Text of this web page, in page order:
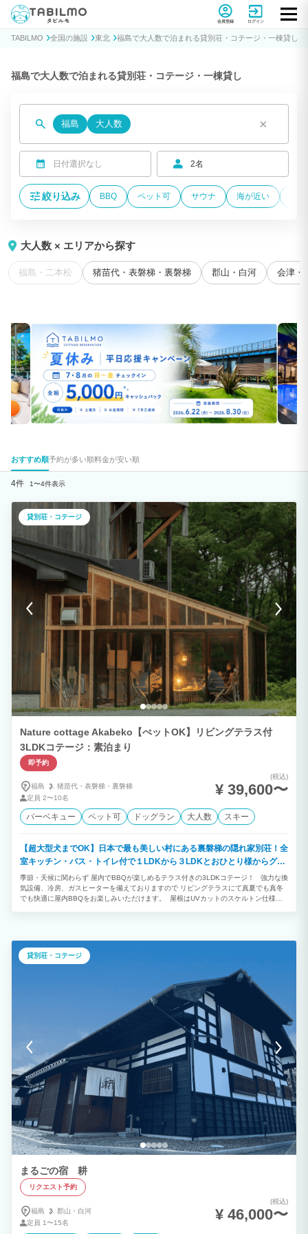
貸別荘コテージ・一棟貸し宿泊予約サイトTABILMO(タビルモ)
会員登録 ログイン
TABILMO 全国の施設 東北 福島で大人数で泊まれる貸別荘・コテージ・一棟貸し
福島で大人数で泊まれる貸別荘・コテージ・一棟貸し
福島 大人数 ×
日付選択なし 2名
絞り込み BBQ ペット可 サウナ 海が近い
大人数 × エリアから探す
福島・二本松 猪苗代・表磐梯・裏磐梯 郡山・白河 会津・
おすすめ順予約が多い順料金が安い順
4件 1〜4件表示
貸別荘・コテージ
Nature cottage Akabeko【ぺットOK】リビングテラス付
3LDKコテージ：素泊まり
即予約
福島 猪苗代・ 表磐梯・ 裏磐梯
定員 2〜10名
(税込)
¥ 39,600〜
バーベキュー ペット可 ドッグラン 大人数 スキー
【超大型犬までOK】日本で最も美しい村にある裏磐梯の隠れ家別荘！全
室キッチン・バス・トイレ付で１LDKから３LDKとおひとり様からグル
ープまで宿泊可！ペット歓迎！わんちゃんと遊べるドッグラン２箇所あ
り
季節・天候に関わらず 屋内でBBQが楽しめるテラス付きの3LDKコテージ！ 強力な換
気設備、冷房、ガスヒーターを備えておりますので リビングテラスにて真夏でも真冬
でも快適に屋内BBQをお楽しみいただけます。 屋根はUVカットのスケルトン仕様な
マシン（コーヒー飲み放題） ・家具は一部を除きsnowpeak製品で統一 ・BBQBOX(コ
ンロ)/炭トング/ミトン/鍋/まな板・包丁/ヘラ/フライ返し/木炭/ガスバーナー/ホットサン
ドメーカー/ワイングラス/ビアグラス/食器全般 ・snowpeak 焚き火ツールセットPRO
・amadana製ウォーターサーバーも標準装備。ミネラルウォーター・お湯は使い放題
★人数に関わらず猪苗代地ビール５種（計5本）各1本ずつ味見付き！ ★チェックイン
も12時からOK！ 【お客様へ】 リビングテラス以外の建物設備は古いのでその点ご理
解の上ご予約ください。 火事には十分お気をつけてご利用ください。 こちらのプラン
は【 素泊まりプラン 】です。 【自炊を検討されているお客様】は 猪苗代エリアの
スーパー等でお買い物をお済ませ下さいませ。 ■チェックイン3日前までにご連絡い
いただくと、別途現地にてお支払いでお食事をお召し上がりいただくことも可能です。
チェックイン日にご注文可能かどうかお問い合わせください。 スタンダード夕食：お
1人様@4,950円 ・牛肉たっぷり２００ｇすき焼き（〆うどん） ・麓山高原豚のしゃぶ
しゃぶ（〆麺） ・会津地鶏鍋（〆ご飯） ・ラクレットチーズ体験ディナー ・欧風
Akabeko鍋（〆ご飯） ・火鍋風辛味噌しゃぶしゃぶ（〆ご飯とチーズ） ・チーズフォ
ンデュ（〆焼きおにぎり） ・スパイスカレー鍋(〆カレーリゾット) グレードアップ夕
食：お1人様@8,250円 ・会津牛ランプステーキ or 福島牛ヒレステーキ お好みのステ
ーキをお選びいただき、お部屋でジューっと焼いてお召し上がりください。 ・地元銘
産牛！福島牛しゃぶしゃぶ（〆麺） ・手ぶらでBBQ（グリーンシーズンのみ） ・和牛
すき焼き 朝食：お1人様@2,200円 ・和朝食：御重スタイルの地元食材を使用した和
朝食 ・アカベコオリジナルビーフバーガー →マクドナルドのハンバーガー3、4個分の
ボリューム！ ・ダブルチキンタツタバーガー： ・シャウエッセンエッグバーガー
貸別荘・コテージ
まるごの宿 耕
リクエスト予約
福島 郡山・ 白河
定員 1〜15名
(税込)
¥ 46,000〜